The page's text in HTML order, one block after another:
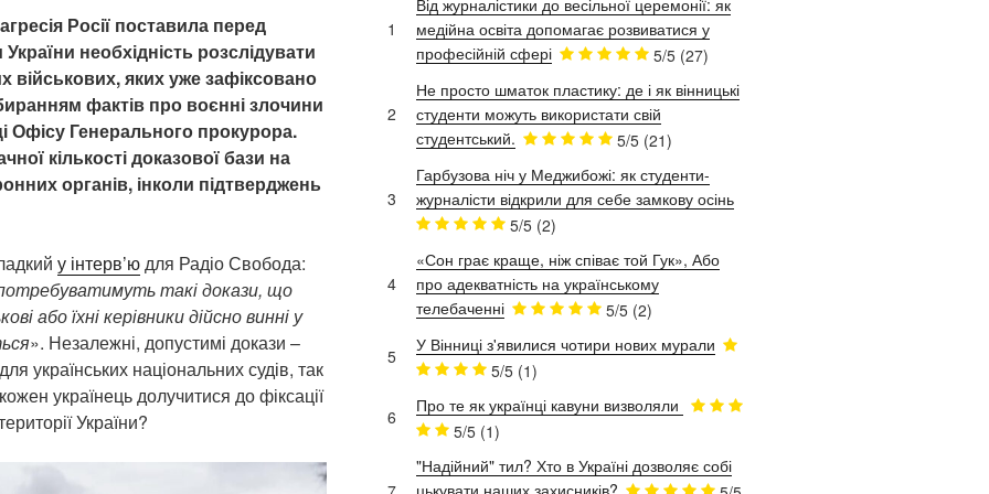
Росії поставила перед
необхідність розслідувати
військових, яких уже зафіксовано
фактів про воєнні злочини
Офісу Генерального прокурора.
кількості доказової бази на
органів, інколи підтверджень
у інтерв’юдля Радіо Свобода:
такі докази, що
або їхні керівники дійсно винні у
». Незалежні, допустимі докази –
українських національних судів, так
українець долучитися до фіксації
України?
1
медійна освіта допомагає розвиватися у
професійній сфері
5/5 (27)
2
Не просто шматок пластику: де і як вінницькі
студенти можуть використати свій
студентський.
5/5 (21)
3
Гарбузова ніч у Меджибожі: як студенти-
журналісти відкрили для себе замкову осінь
5/5 (2)
4
«Сон грає краще, ніж співає той Гук», Або
про адекватність на українському
телебаченні
5/5 (2)
5
У Вінниці з'явилися чотири нових мурали
5/5 (1)
6
Про те як українці кавуни визволяли
5/5 (1)
"Надійний" тил? Хто в Україні дозволяє собі
цькувати наших захисників?